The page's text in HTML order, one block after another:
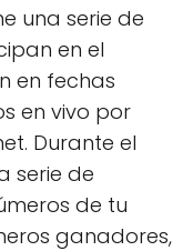
una serie de
en el
en fechas
en vivo por
Durante el
serie de
de tu
ganadores,